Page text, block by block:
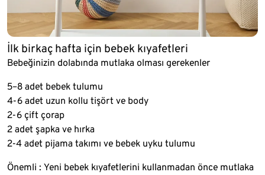
İlk birkaç hafta için bebek kıyafetleri
Bebeğinizin dolabında mutlaka olması gerekenler
5–8 adet bebek tulumu
4-6 adet uzun kollu tişört ve body
2-6 çift çorap
2 adet şapka ve hırka
2-4 adet pijama takımı ve bebek uyku tulumu
Önemli : Yeni bebek kıyafetlerini kullanmadan önce mutlaka